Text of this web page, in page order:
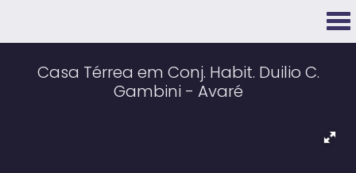
Casa Térrea em Conj. Habit. Duilio C.
Gambini - Avaré